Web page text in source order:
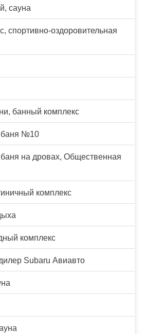
сауна
спортивно-оздоровительная
банный комплекс
баня №10
на дровах, Общественная
комплекс
комплекс
Subaru Авиавто